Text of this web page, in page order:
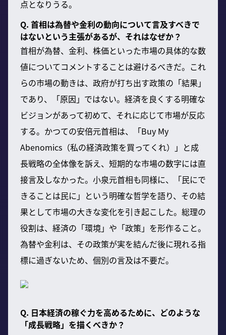
点となりうる。
Q. 首相は為替や金利の動向について言及すべきで
はないという主張があるが、それはなぜか？
首相が為替、金利、株価といった市場の具体的な数
値についてコメントすることは避けるべきだ。これ
らの市場の動きは、政府が打ち出す政策の「結果」
であり、「原因」ではない。経済を良くする明確な
ビジョンがあって初めて、それに応じて市場が反応
する。かつての安倍元首相は、「Buy My
Abenomics（私の経済政策を買ってくれ）」と成
長戦略の全体像を訴え、短期的な市場の数字には直
接言及しなかった。小泉元首相も同様に、「民にで
きることは民に」という明確な哲学を語り、その結
果として市場の大きな変化を引き起こした。総理の
役割は、経済の「環境」や「政策」を形作ること。
為替や金利は、その政策が実を結んだ後に現れる指
標に過ぎないため、個別の言及は不要だ。
Q. 日本経済の稼ぐ力を高めるために、どのような
「成長戦略」を描くべきか？